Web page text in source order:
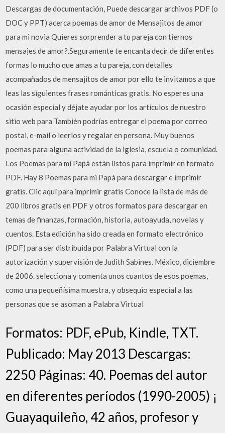
Descargas de documentación, Puede descargar archivos PDF (o
DOC y PPT) acerca poemas de amor de Mensajitos de amor
para mi novia Quieres sorprender a tu pareja con tiernos
mensajes de amor?.Seguramente te encanta decir de diferentes
formas lo mucho que amas a tu pareja, con detalles
acompañados de mensajitos de amor por ello te invitamos a que
leas las siguientes frases románticas gratis. No esperes una
ocasión especial y déjate ayudar por los artículos de nuestro
sitio web para También podrías entregar el poema por correo
postal, e-mail o leerlos y regalar en persona. Muy buenos
poemas para alguna actividad de la iglesia, escuela o comunidad.
Los Poemas para mi Papá están listos para imprimir en formato
PDF. Hay 8 Poemas para mi Papá para descargar e imprimir
gratis. Clic aquí para imprimir gratis Conoce la lista de más de
200 libros gratis en PDF y otros formatos para descargar en
temas de finanzas, formación, historia, autoayuda, novelas y
cuentos. Esta edición ha sido creada en formato electrónico
(PDF) para ser distribuida por Palabra Virtual con la
autorización y supervisión de Judith Sabines. México, diciembre
de 2006. selecciona y comenta unos cuantos de esos poemas,
como una pequeñísima muestra, y obsequio especial a las
personas que se asoman a Palabra Virtual
Formatos: PDF, ePub, Kindle, TXT.
Publicado: May 2013 Descargas:
2250 Páginas: 40. Poemas del autor
en diferentes períodos (1990-2005) ¡
Guayaquileño, 42 años, profesor y